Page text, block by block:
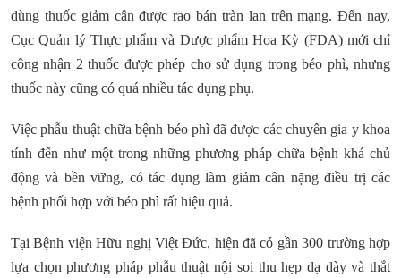
dùng thuốc giảm cân được rao bán tràn lan trên mạng. Đến nay,
Cục Quản lý Thực phẩm và Dược phẩm Hoa Kỳ (FDA) mới chỉ
công nhận 2 thuốc được phép cho sử dụng trong béo phì, nhưng
thuốc này cũng có quá nhiều tác dụng phụ.
Việc phẫu thuật chữa bệnh béo phì đã được các chuyên gia y khoa
tính đến như một trong những phương pháp chữa bệnh khá chủ
động và bền vững, có tác dụng làm giảm cân nặng điều trị các
bệnh phối hợp với béo phì rất hiệu quả.
Tại Bệnh viện Hữu nghị Việt Đức, hiện đã có gần 300 trường hợp
lựa chọn phương pháp phẫu thuật nội soi thu hẹp dạ dày và thắt